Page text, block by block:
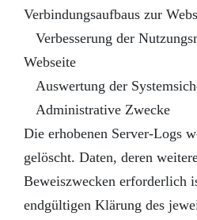
Verbindungsaufbaus zur
Verbesserung der
Webseite
Auswertung der
Administrative Zwecke
Die erhobenen Server-Logs
gelöscht. Daten, deren
Beweiszwecken erforderlich
endgültigen Klärung des